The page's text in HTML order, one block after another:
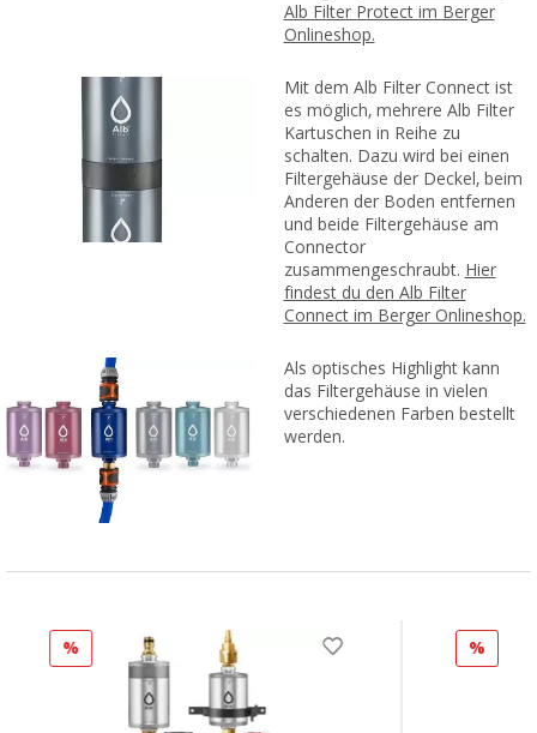
Alb Filter Protect im Berger
Onlineshop.
Mit dem Alb Filter Connect ist
es möglich, mehrere Alb Filter
Kartuschen in Reihe zu
schalten. Dazu wird bei einen
Filtergehäuse der Deckel, beim
Anderen der Boden entfernen
und beide Filtergehäuse am
Connector
zusammengeschraubt. Hier
findest du den Alb Filter
Connect im Berger Onlineshop.
Als optisches Highlight kann
das Filtergehäuse in vielen
verschiedenen Farben bestellt
werden.
% %